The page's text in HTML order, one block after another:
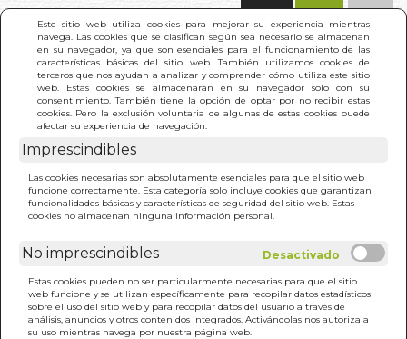
Este sitio web utiliza cookies para mejorar su experiencia mientras
navega. Las cookies que se clasifican según sea necesario se almacenan
en su navegador, ya que son esenciales para el funcionamiento de las
características básicas del sitio web. También utilizamos cookies de
terceros que nos ayudan a analizar y comprender cómo utiliza este sitio
web. Estas cookies se almacenarán en su navegador solo con su
consentimiento. También tiene la opción de optar por no recibir estas
cookies. Pero la exclusión voluntaria de algunas de estas cookies puede
afectar su experiencia de navegación.
Imprescindibles
Las cookies necesarias son absolutamente esenciales para que el sitio web
funcione correctamente. Esta categoría solo incluye cookies que garantizan
funcionalidades básicas y características de seguridad del sitio web. Estas
cookies no almacenan ninguna información personal.
No imprescindibles
Estas cookies pueden no ser particularmente necesarias para que el sitio
web funcione y se utilizan específicamente para recopilar datos estadísticos
sobre el uso del sitio web y para recopilar datos del usuario a través de
análisis, anuncios y otros contenidos integrados. Activándolas nos autoriza a
su uso mientras navega por nuestra página web.
INICIO >
SANACION